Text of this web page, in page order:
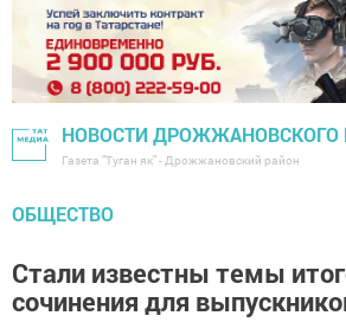
НОВОСТИ ДРОЖЖАНОВСКОГО
Газета "Туган як" - Дрожжановский район
ОБЩЕСТВО
Стали известны темы
сочинения для